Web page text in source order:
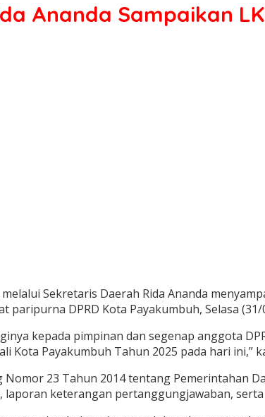
Ananda Sampaikan
Sekretaris Daerah Rida Ananda
DPRD Kota Payakumbuh, Selasa (31/
kepada pimpinan dan segenap anggota
Payakumbuh Tahun 2025 pada hari ini,”
23 Tahun 2014 tentang Pemerintahan
keterangan pertanggungjawaban,